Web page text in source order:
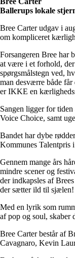
Ballerups lokale
Bree Carter udgav i
om kompliceret
Forsangeren Bree har
at være i et forhold,
spørgsmålstegn ved,
man desværre både
er IKKE en
Sangen ligger for tiden
Voice Choice, samt
Bandet har dybe
Kommunes Talentpris
Gennem mange års
mindre scener og
der indkapsles af
der sætter ild til sjælen!
Med en lyrik som
af pop og soul, skaber
Bree Carter består af
Cavagnaro, Kevin